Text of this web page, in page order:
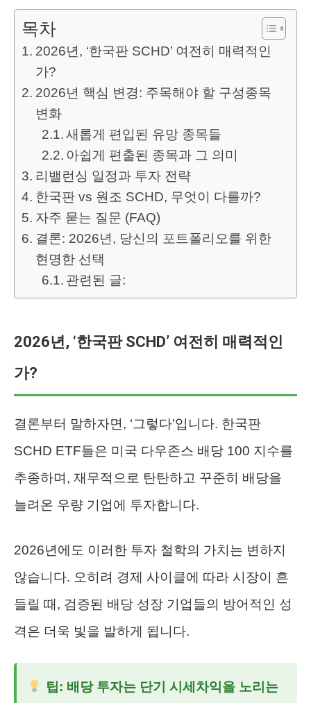
목차
2026년, ‘한국판 SCHD’ 여전히 매력적인
가?
2026년 핵심 변경: 주목해야 할 구성종목
변화
새롭게 편입된 유망 종목들
아쉽게 편출된 종목과 그 의미
리밸런싱 일정과 투자 전략
한국판 vs 원조 SCHD, 무엇이 다를까?
자주 묻는 질문 (FAQ)
결론: 2026년, 당신의 포트폴리오를 위한
현명한 선택
관련된 글:
2026년, ‘한국판 SCHD’ 여전히 매력적인
가?
결론부터 말하자면, ‘그렇다’입니다. 한국판
SCHD ETF들은 미국 다우존스 배당 100 지수를
추종하며, 재무적으로 탄탄하고 꾸준히 배당을
늘려온 우량 기업에 투자합니다.
2026년에도 이러한 투자 철학의 가치는 변하지
않습니다. 오히려 경제 사이클에 따라 시장이 흔
들릴 때, 검증된 배당 성장 기업들의 방어적인 성
격은 더욱 빛을 발하게 됩니다.
팁: 배당 투자는 단기 시세차익을 노리는